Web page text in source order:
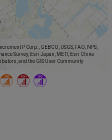
P Corp., GEBCO, USGS, FAO, NPS,
Survey, Esri Japan, METI, Esri China
and the GIS User Community